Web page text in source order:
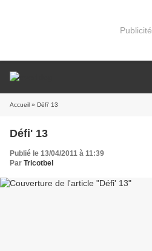
Publicité
Accueil » Défi' 13
Défi' 13
Publié le 13/04/2011 à 11:39
Par Tricotbel